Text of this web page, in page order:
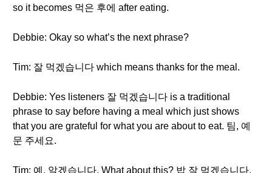
so it becomes 먹은 후에 after eating.
Debbie: Okay so what’s the next phrase?
Tim: 잘 먹겠습니다 which means thanks for the meal.
Debbie: Yes listeners 잘 먹겠습니다 is a traditional
phrase to say before having a meal which just shows
that you are grateful for what you are about to eat. 팀, 예
문 주세요.
Tim: 예, 알겠습니다. What about this? 밥 잘 먹겠습니다.